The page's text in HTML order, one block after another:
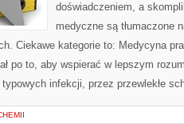
doświadczeniem, a
medyczne są tłumaczone
Ciekawe kategorie to: Medycyna
po to, aby wspierać w lepszym
infekcji, przez przewlekłe